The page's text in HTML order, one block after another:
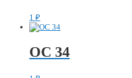
1 ₽
ОС 34